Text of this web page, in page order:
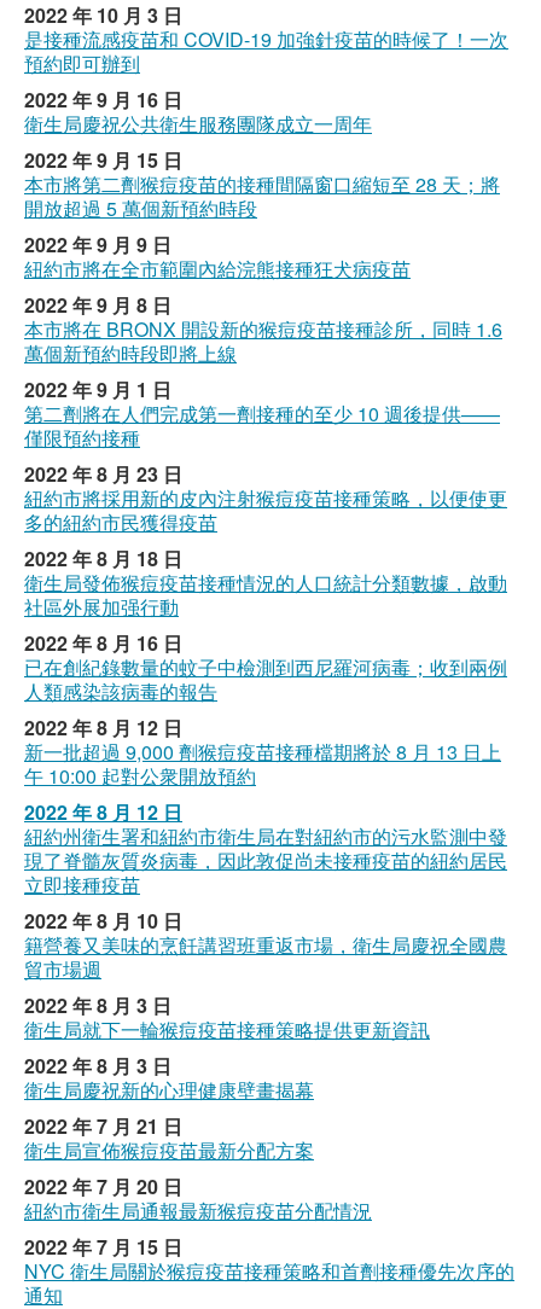
2022 年 10 月 3 日
是接種流感疫苗和 COVID-19 加強針疫苗的時候了！一次
預約即可辦到
2022 年 9 月 16 日
衛生局慶祝公共衛生服務團隊成立一周年
2022 年 9 月 15 日
本市將第二劑猴痘疫苗的接種間隔窗口縮短至 28 天；將
開放超過 5 萬個新預約時段
2022 年 9 月 9 日
紐約市將在全市範圍內給浣熊接種狂犬病疫苗
2022 年 9 月 8 日
本市將在 BRONX 開設新的猴痘疫苗接種診所，同時 1.6
萬個新預約時段即將上線
2022 年 9 月 1 日
第二劑將在人們完成第一劑接種的至少 10 週後提供——
僅限預約接種
2022 年 8 月 23 日
紐約市將採用新的皮內注射猴痘疫苗接種策略，以便使更
多的紐約市民獲得疫苗
2022 年 8 月 18 日
衛生局發佈猴痘疫苗接種情況的人口統計分類數據，啟動
社區外展加强行動
2022 年 8 月 16 日
已在創紀錄數量的蚊子中檢測到西尼羅河病毒；收到兩例
人類感染該病毒的報告
2022 年 8 月 12 日
新一批超過 9,000 劑猴痘疫苗接種檔期將於 8 月 13 日上
午 10:00 起對公衆開放預約
2022 年 8 月 12 日
紐約州衛生署和紐約市衛生局在對紐約市的污水監測中發
現了脊髓灰質炎病毒，因此敦促尚未接種疫苗的紐約居民
立即接種疫苗
2022 年 8 月 10 日
籍營養又美味的烹飪講習班重返市場，衛生局慶祝全國農
貿市場週
2022 年 8 月 3 日
衛生局就下一輪猴痘疫苗接種策略提供更新資訊
2022 年 8 月 3 日
衛生局慶祝新的心理健康壁畫揭幕
2022 年 7 月 21 日
衛生局宣佈猴痘疫苗最新分配方案
2022 年 7 月 20 日
紐約市衛生局通報最新猴痘疫苗分配情況
2022 年 7 月 15 日
NYC 衛生局關於猴痘疫苗接種策略和首劑接種優先次序的
通知